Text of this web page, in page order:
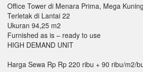
Office Tower di Menara Prima, Mega
Terletak di Lantai 22
Ukuran 94,25 m2
Furnished as is – ready to use
HIGH DEMAND UNIT
Harga Sewa Rp Rp 220 ribu + 90 ribu/m2/